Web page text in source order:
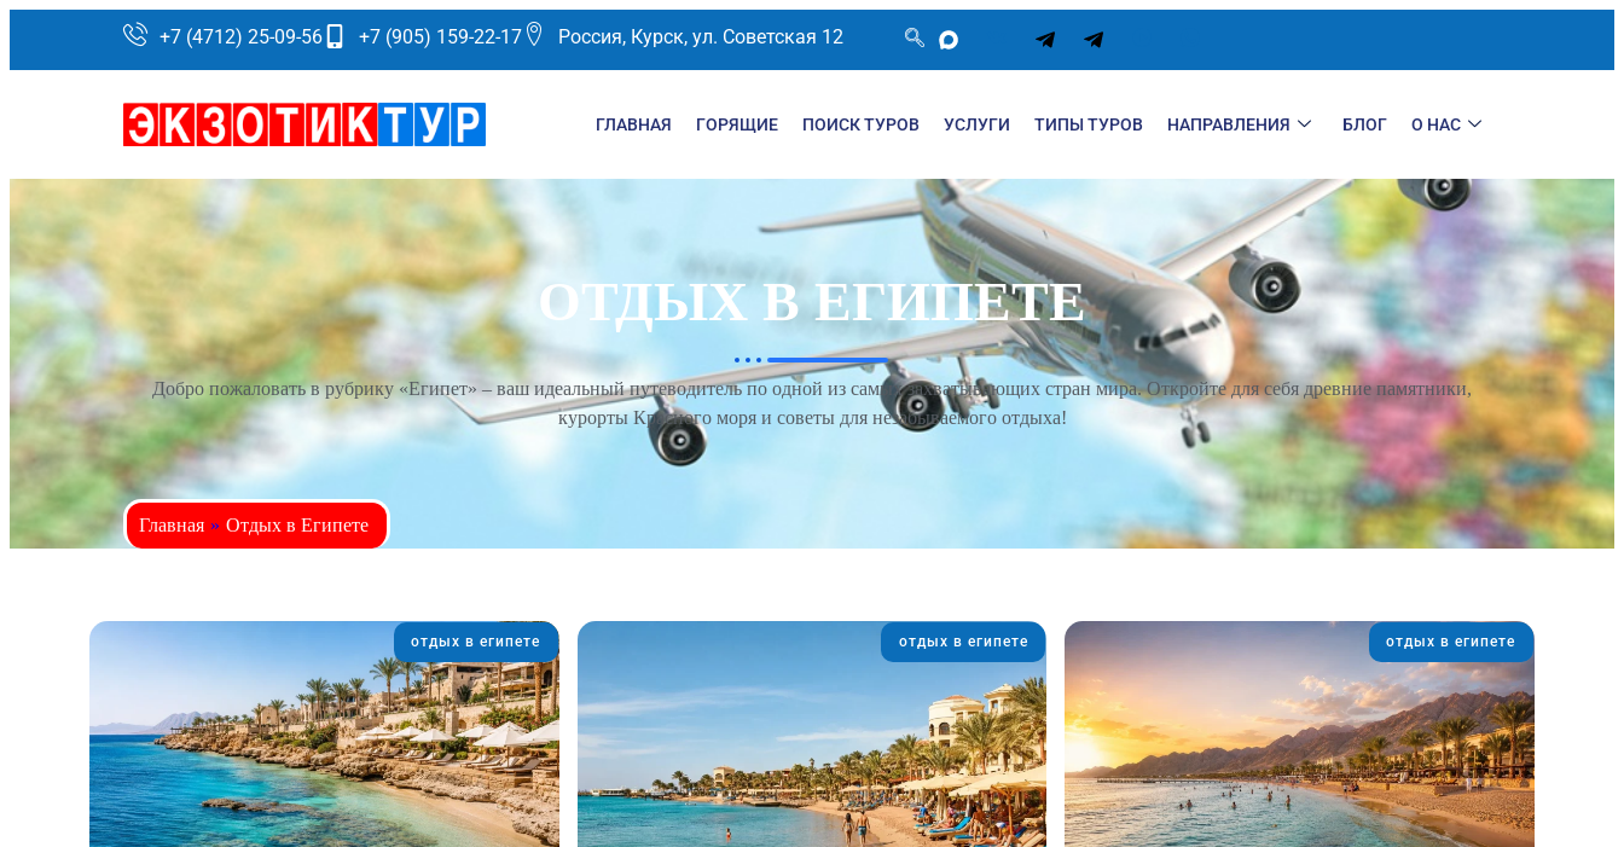
+7 (4712) 25-09-56 +7 (905) 159-22-17 Россия, Курск, ул. Советская 12
ГЛАВНАЯ ГОРЯЩИЕ ПОИСК ТУРОВ УСЛУГИ ТИПЫ ТУРОВ НАПРАВЛЕНИЯ БЛОГ О НАС
ОТДЫХ В ЕГИПЕТЕ
Добро пожаловать в рубрику «Египет» – ваш идеальный путеводитель по одной из самых захватывающих стран мира. Откройте для себя древние памятники,
курорты Красного моря и советы для незабываемого отдыха!
Главная » Отдых в Египете
отдых в египете отдых в египете отдых в египете